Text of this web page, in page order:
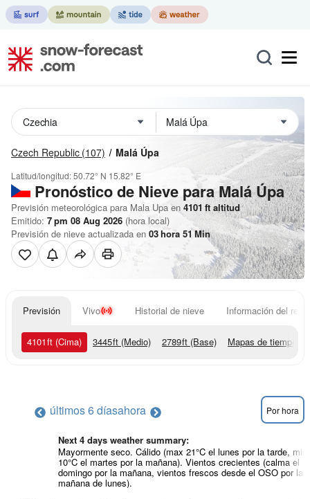
Czech Republic (107) Malá Úpa
Latitud/longitud:50.72° N 15.82° E
Pronóstico de Nieve para Malá Úpa
Previsión meteorológica para Mala Upa en 4101 ftaltitud
Emitido: 7 pm 08 Aug 2026 (hora local)
Previsión de nieve actualizada en 03hora 51Min
Previsión Vivo Historial de nieve Información del
4101ft (Cima) 3445ft (Medio) 2789ft (Base) Mapas de tiempo
últimos 6 díasahora Por hora
Next 4 days weather summary:
Mayormente seco. Cálido (max 21°C el lunes por la tarde, min
10°C el martes por la mañana). Vientos crecientes (calma el
domingo por la mañana, vientos frescos desde el OSO por la
mañana de lunes).